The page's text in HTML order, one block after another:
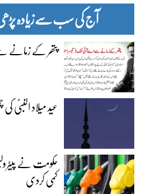
آج کی سب سے زیادہ
پتھر کے
عید میلاد النبیؐ
حکومت نے
کمی کردی